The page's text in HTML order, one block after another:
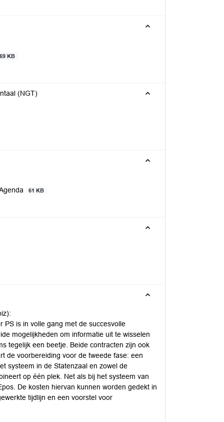
69 KB
(NGT)
61 KB
PS is in volle gang met de succesvolle
mogelijkheden om informatie uit te wisselen
tegelijk een beetje. Beide contracten zijn ook
de voorbereiding voor de tweede fase: een
systeem in de Statenzaal en zowel de
op één plek. Net als bij het systeem van
De kosten hiervan kunnen worden gedekt in
tijdlijn en een voorstel voor